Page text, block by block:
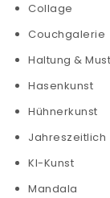
Collage
Couchgalerie
Haltung &
Hasenkunst
Hühnerkunst
Jahreszeitlich
KI-Kunst
Mandala